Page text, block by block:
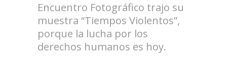
Encuentro Fotográfico trajo su
muestra “Tiempos Violentos”,
porque la lucha por los
derechos humanos es hoy.